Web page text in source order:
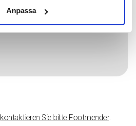
Anpassa
kontaktieren Sie bitte Footmender.